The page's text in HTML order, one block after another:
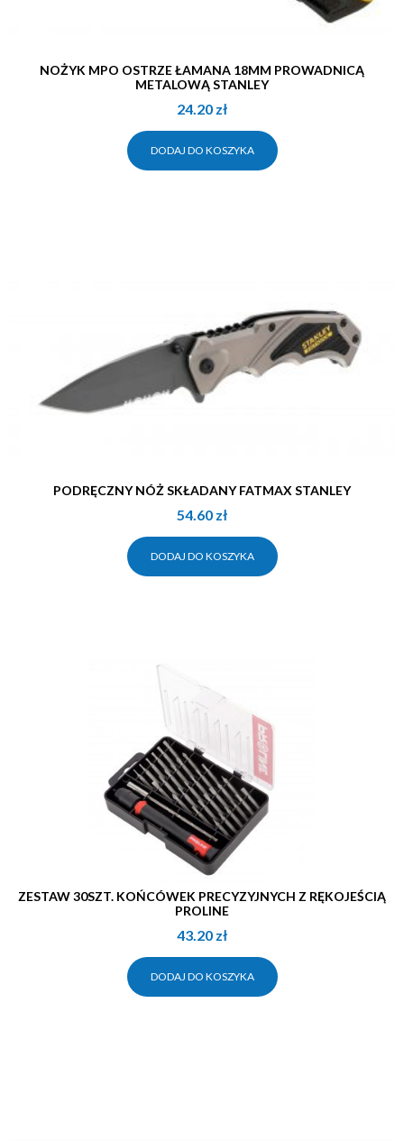
NOŻYK MPO OSTRZE ŁAMANA 18MM PROWADNICĄ
METALOWĄ STANLEY
24.20 zł
DODAJ DO KOSZYKA
PODRĘCZNY NÓŻ SKŁADANY FATMAX STANLEY
54.60 zł
DODAJ DO KOSZYKA
ZESTAW 30SZT. KOŃCÓWEK PRECYZYJNYCH Z RĘKOJEŚCIĄ
PROLINE
43.20 zł
DODAJ DO KOSZYKA